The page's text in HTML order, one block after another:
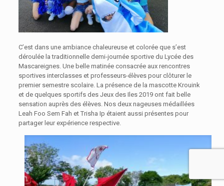
C’est dans une ambiance chaleureuse et colorée que s’est
déroulée la traditionnelle demi-journée sportive du Lycée des
Mascareignes. Une belle matinée consacrée aux rencontres
sportives interclasses et professeurs-élèves pour clôturer le
premier semestre scolaire. La présence de la mascotte Krouink
et de quelques sportifs des Jeux des Iles 2019 ont fait belle
sensation auprès des élèves. Nos deux nageuses médaillées
Leah Foo Sem Fah et Trisha Ip étaient aussi présentes pour
partager leur expérience respective.